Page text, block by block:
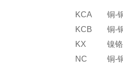
KCA
KCB
KX
铜-
铜-
镍
NC
铜-